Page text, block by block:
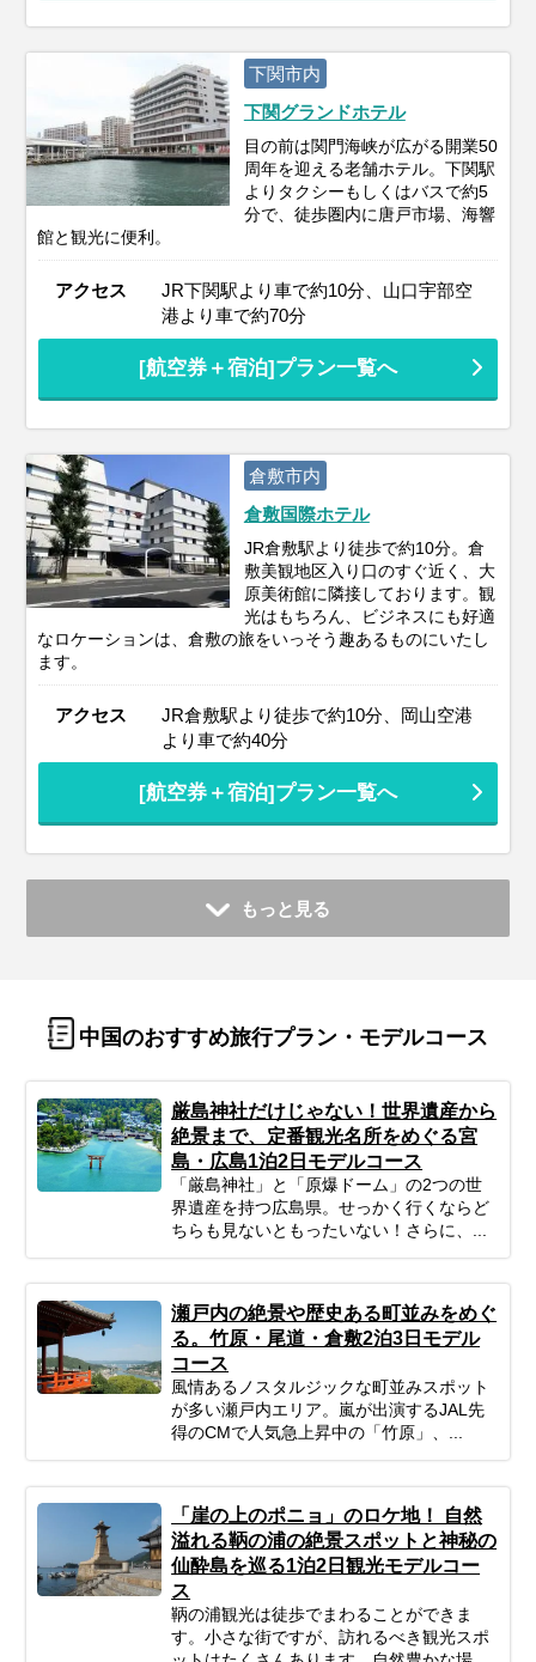
下関市内
下関グランドホテル
目の前は関門海峡が広がる開業50
周年を迎える老舗ホテル。下関駅
よりタクシーもしくはバスで約5
分で、徒歩圏内に唐戸市場、海響
館と観光に便利。
アクセス
JR下関駅より車で約10分、山口宇部空
港より車で約70分
[航空券＋宿泊]プラン一覧へ
倉敷市内
倉敷国際ホテル
JR倉敷駅より徒歩で約10分。倉
敷美観地区入り口のすぐ近く、大
原美術館に隣接しております。観
光はもちろん、ビジネスにも好適
なロケーションは、倉敷の旅をいっそう趣あるものにいたし
ます。
アクセス
JR倉敷駅より徒歩で約10分、岡山空港
より車で約40分
[航空券＋宿泊]プラン一覧へ
もっと見る
中国のおすすめ旅行プラン・モデルコース
厳島神社だけじゃない！世界遺産から
絶景まで、定番観光名所をめぐる宮
島・広島1泊2日モデルコース
「厳島神社」と「原爆ドーム」の2つの世
界遺産を持つ広島県。せっかく行くならど
ちらも見ないともったいない！さらに、...
瀬戸内の絶景や歴史ある町並みをめぐ
る。竹原・尾道・倉敷2泊3日モデル
コース
風情あるノスタルジックな町並みスポット
が多い瀬戸内エリア。嵐が出演するJAL先
得のCMで人気急上昇中の「竹原」、...
「崖の上のポニョ」のロケ地！ 自然
溢れる鞆の浦の絶景スポットと神秘の
仙酔島を巡る1泊2日観光モデルコー
ス
鞆の浦観光は徒歩でまわることができま
す。小さな街ですが、訪れるべき観光スポ